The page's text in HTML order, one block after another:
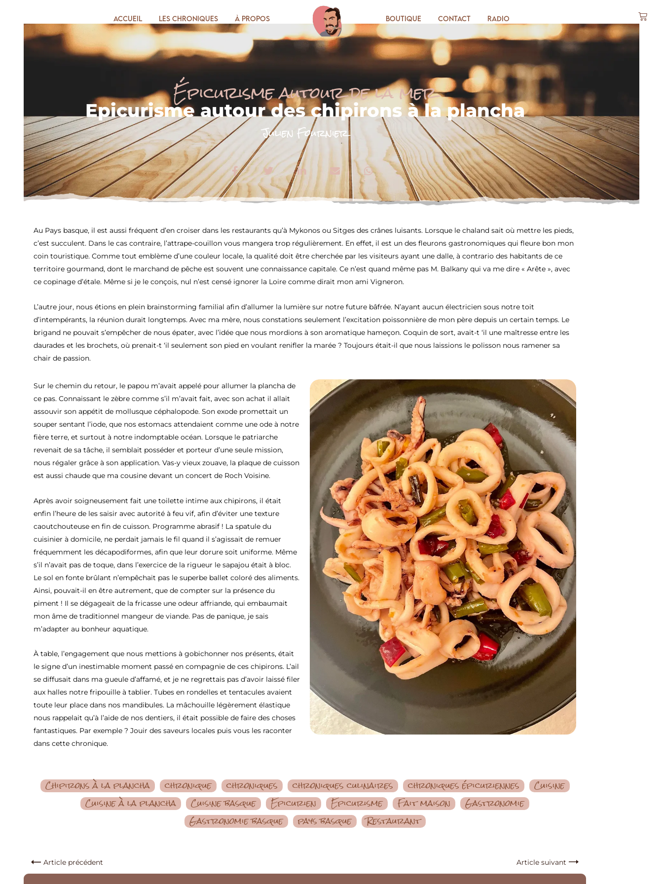
Accueil Les chroniques À propos Boutique Contact Radio
Épicurisme autour de la mer
Epicurisme autour des chipirons à la plancha
Julien Fournier
Au Pays basque, il est aussi fréquent d’en croiser dans les restaurants qu’à Mykonos ou Sitges des crânes luisants. Lorsque le chaland sait où mettre les pieds,
c’est succulent. Dans le cas contraire, l’attrape-couillon vous mangera trop régulièrement. En effet, il est un des fleurons gastronomiques qui fleure bon mon
coin touristique. Comme tout emblème d’une couleur locale, la qualité doit être cherchée par les visiteurs ayant une dalle, à contrario des habitants de ce
territoire gourmand, dont le marchand de pêche est souvent une connaissance capitale. Ce n’est quand même pas M. Balkany qui va me dire « Arête », avec
ce copinage d’étale. Même si je le conçois, nul n’est censé ignorer la Loire comme dirait mon ami Vigneron.
L’autre jour, nous étions en plein brainstorming familial afin d’allumer la lumière sur notre future bâfrée. N’ayant aucun électricien sous notre toit
d’intempérants, la réunion durait longtemps. Avec ma mère, nous constations seulement l’excitation poissonnière de mon père depuis un certain temps. Le
brigand ne pouvait s’empêcher de nous épater, avec l’idée que nous mordions à son aromatique hameçon. Coquin de sort, avait-t ‘il une maîtresse entre les
daurades et les brochets, où prenait-t ‘il seulement son pied en voulant renifler la marée ? Toujours était-il que nous laissions le polisson nous ramener sa
chair de passion.
Sur le chemin du retour, le papou m’avait appelé pour allumer la plancha de
ce pas. Connaissant le zèbre comme s’il m’avait fait, avec son achat il allait
assouvir son appétit de mollusque céphalopode. Son exode promettait un
souper sentant l’iode, que nos estomacs attendaient comme une ode à notre
fière terre, et surtout à notre indomptable océan. Lorsque le patriarche
revenait de sa tâche, il semblait posséder et porteur d’une seule mission,
nous régaler grâce à son application. Vas-y vieux zouave, la plaque de cuisson
est aussi chaude que ma cousine devant un concert de Roch Voisine.
Après avoir soigneusement fait une toilette intime aux chipirons, il était
enfin l’heure de les saisir avec autorité à feu vif, afin d’éviter une texture
caoutchouteuse en fin de cuisson. Programme abrasif ! La spatule du
cuisinier à domicile, ne perdait jamais le fil quand il s’agissait de remuer
fréquemment les décapodiformes, afin que leur dorure soit uniforme. Même
s’il n’avait pas de toque, dans l’exercice de la rigueur le sapajou était à bloc.
Le sol en fonte brûlant n’empêchait pas le superbe ballet coloré des aliments.
Ainsi, pouvait-il en être autrement, que de compter sur la présence du
piment ! Il se dégageait de la fricasse une odeur affriande, qui embaumait
mon âme de traditionnel mangeur de viande. Pas de panique, je sais
m’adapter au bonheur aquatique.
À table, l’engagement que nous mettions à gobichonner nos présents, était
le signe d’un inestimable moment passé en compagnie de ces chipirons. L’ail
se diffusait dans ma gueule d’affamé, et je ne regrettais pas d’avoir laissé filer
aux halles notre fripouille à tablier. Tubes en rondelles et tentacules avaient
toute leur place dans nos mandibules. La mâchouille légèrement élastique
nous rappelait qu’à l’aide de nos dentiers, il était possible de faire des choses
fantastiques. Par exemple ? Jouir des saveurs locales puis vous les raconter
dans cette chronique.
Chipirons à la plancha chronique chroniques chroniques culinaires chroniques épicuriennes
Cuisine
Cuisine à la plancha
Cuisine basque Epicurien Epicurisme Fait maison
Gastronomie
Gastronomie basque
pays basque Restaurant
Article précédent Article suivant